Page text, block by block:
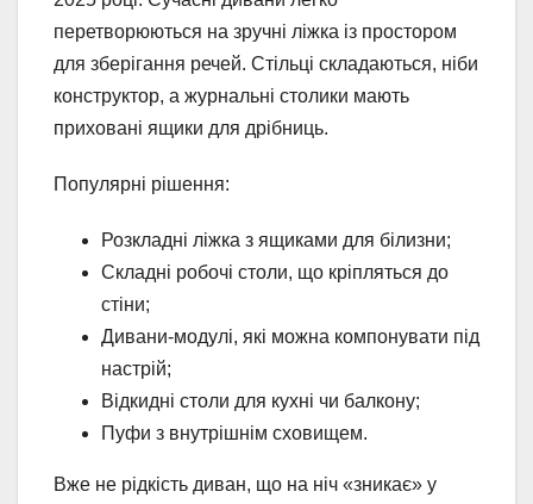
перетворюються на зручні ліжка із простором
для зберігання речей. Стільці складаються, ніби
конструктор, а журнальні столики мають
приховані ящики для дрібниць.
Популярні рішення:
Розкладні ліжка з ящиками для білизни;
Складні робочі столи, що кріпляться до
стіни;
Дивани-модулі, які можна компонувати під
настрій;
Відкидні столи для кухні чи балкону;
Пуфи з внутрішнім сховищем.
Вже не рідкість диван, що на ніч «зникає» у